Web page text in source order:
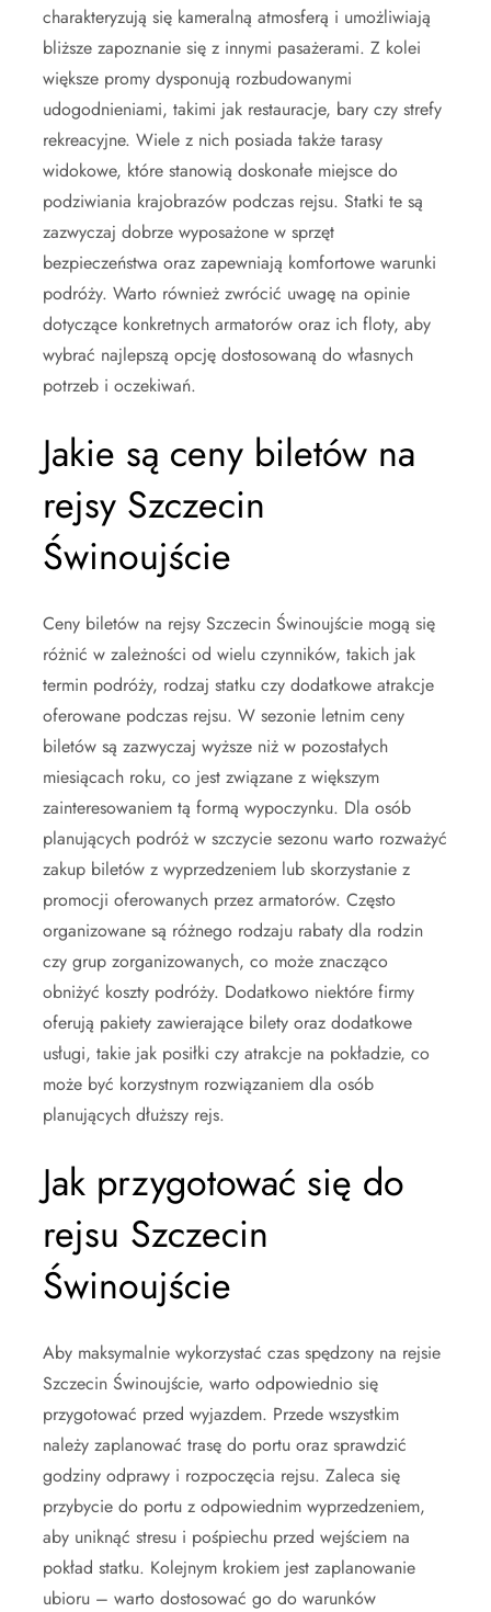
charakteryzują się kameralną atmosferą i umożliwiają
bliższe zapoznanie się z innymi pasażerami. Z kolei
większe promy dysponują rozbudowanymi
udogodnieniami, takimi jak restauracje, bary czy strefy
rekreacyjne. Wiele z nich posiada także tarasy
widokowe, które stanowią doskonałe miejsce do
podziwiania krajobrazów podczas rejsu. Statki te są
zazwyczaj dobrze wyposażone w sprzęt
bezpieczeństwa oraz zapewniają komfortowe warunki
podróży. Warto również zwrócić uwagę na opinie
dotyczące konkretnych armatorów oraz ich floty, aby
wybrać najlepszą opcję dostosowaną do własnych
potrzeb i oczekiwań.
Jakie są ceny biletów na
rejsy Szczecin
Świnoujście
Ceny biletów na rejsy Szczecin Świnoujście mogą się
różnić w zależności od wielu czynników, takich jak
termin podróży, rodzaj statku czy dodatkowe atrakcje
oferowane podczas rejsu. W sezonie letnim ceny
biletów są zazwyczaj wyższe niż w pozostałych
miesiącach roku, co jest związane z większym
zainteresowaniem tą formą wypoczynku. Dla osób
planujących podróż w szczycie sezonu warto rozważyć
zakup biletów z wyprzedzeniem lub skorzystanie z
promocji oferowanych przez armatorów. Często
organizowane są różnego rodzaju rabaty dla rodzin
czy grup zorganizowanych, co może znacząco
obniżyć koszty podróży. Dodatkowo niektóre firmy
oferują pakiety zawierające bilety oraz dodatkowe
usługi, takie jak posiłki czy atrakcje na pokładzie, co
może być korzystnym rozwiązaniem dla osób
planujących dłuższy rejs.
Jak przygotować się do
rejsu Szczecin
Świnoujście
Aby maksymalnie wykorzystać czas spędzony na rejsie
Szczecin Świnoujście, warto odpowiednio się
przygotować przed wyjazdem. Przede wszystkim
należy zaplanować trasę do portu oraz sprawdzić
godziny odprawy i rozpoczęcia rejsu. Zaleca się
przybycie do portu z odpowiednim wyprzedzeniem,
aby uniknąć stresu i pośpiechu przed wejściem na
pokład statku. Kolejnym krokiem jest zaplanowanie
ubioru – warto dostosować go do warunków